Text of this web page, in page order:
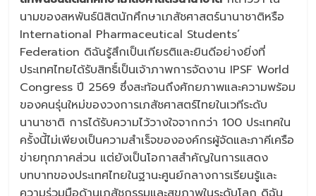
นามของสหพันธ์นิสิตนักศึกษาเภสัชศาสตร์นานาชาติหรือ
International Pharmaceutical Students’
Federation ดิฉันรู้สึกเป็นเกียรติและยินดีอย่างยิ่งที่
ประเทศไทยได้รับสิทธิ์เป็นเจ้าภาพการจัดงาน IPSF World
Congress ปี 2569 ซึ่งสะท้อนถึงศักยภาพและความพร้อม
ของคนรุ่นใหม่ของวงการเภสัชศาสตร์ไทยในเวทีระดับ
นานาชาติ การได้รับความไว้วางใจจากกว่า 100 ประเทศใน
ครั้งนี้ไม่เพียงเป็นความสำเร็จขององค์กรผู้จัดและภาคีเครือ
ข่ายทุกภาคส่วน แต่ยังเป็นโอกาสสำคัญในการแสดง
บทบาทของประเทศไทยในฐานะศูนย์กลางการเรียนรู้และ